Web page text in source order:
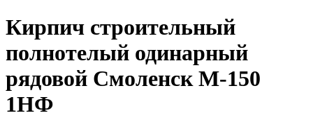
Кирпич строительный
полнотелый одинарный
рядовой Смоленск М-150
1НФ